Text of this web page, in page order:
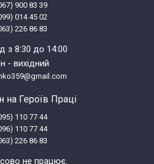
NB 854255061860
WH 854255061870
1 WH
IX 851165615820
1 IXM
900 83 39
014 45 02
226 86 83
з 8:30 до 14:00
- вихідний
на Героїв Праці
110 77 44
110 77 44
226 86 83
не працює.